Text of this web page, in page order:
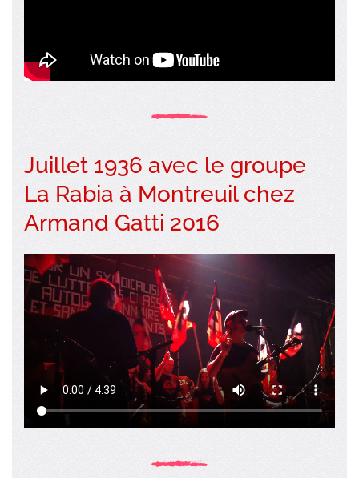
Juillet 1936 avec le groupe
La Rabia à Montreuil chez
Armand Gatti 2016